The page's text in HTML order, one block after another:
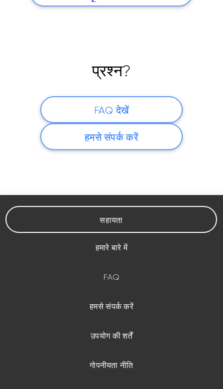
प्रश्न?
FAQ देखें
हमसे संपर्क करें
सहायता
हमारे बारे में
FAQ
हमसे संपर्क करें
उपयोग की शर्तें
गोपनीयता नीति